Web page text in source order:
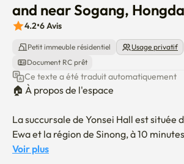
and near Sogang,
4.2•6Avis
Petit immeuble résidentiel Usage privatif
Document RC prêt
Ce texte a été traduit automatiquement
🏠 À propos de l'espace
La succursale de Yonsei Hall est située
Ewa et la région de Sinong, à 10
l'autre des universités.
Voir plus